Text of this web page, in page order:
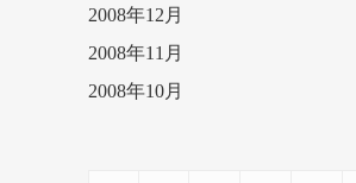
2008年12月
2008年11月
2008年10月